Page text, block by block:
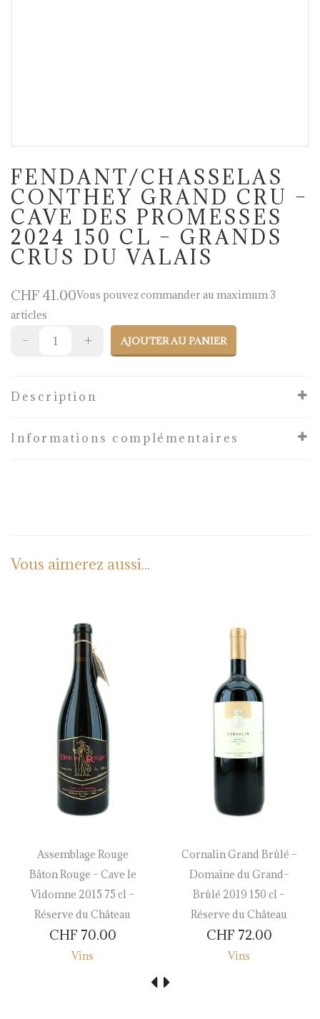
FENDANT/CHASSELAS
CONTHEY GRAND CRU –
CAVE DES PROMESSES
2024 150 CL – GRANDS
CRUS DU VALAIS
CHF 41.00Vous pouvez commander au maximum 3
articles
AJOUTER AU PANIER
Description
Informations complémentaires
Vous aimerez aussi...
Assemblage Rouge
Bâton Rouge – Cave le
Vidomne 2015 75 cl –
Réserve du Château
CHF 70.00
Vins
Cornalin Grand Brûlé –
Domaine du Grand–
Brûlé 2019 150 cl –
Réserve du Château
CHF 72.00
Vins